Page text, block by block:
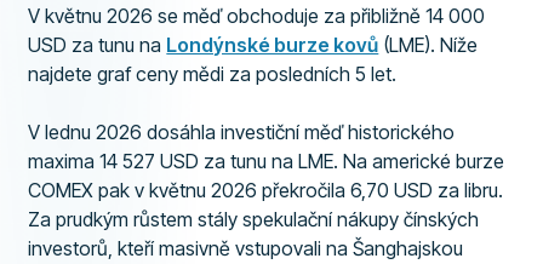
V květnu 2026 se měď obchoduje za přibližně 14 000
USD za tunu na Londýnské burze kovů (LME). Níže
najdete graf ceny mědi za posledních 5 let.
V lednu 2026 dosáhla investiční měď historického
maxima 14 527 USD za tunu na LME. Na americké burze
COMEX pak v květnu 2026 překročila 6,70 USD za libru.
Za prudkým růstem stály spekulační nákupy čínských
investorů, kteří masivně vstupovali na Šanghajskou